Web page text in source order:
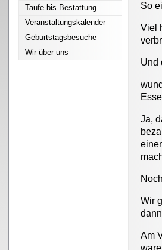
Taufe bis Bestattung
Veranstaltungskalender
Geburtstagsbesuche
Wir über uns
So
Viel
Und
Ja,
Wir
Am